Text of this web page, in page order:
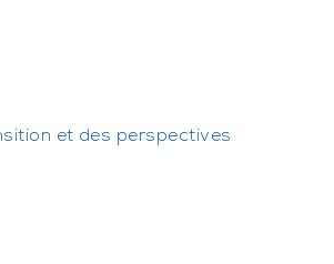
et des perspectives